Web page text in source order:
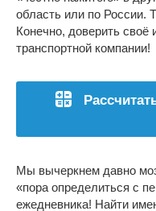
область или по России.
Конечно, доверить
транспортной компании!
Мы вычеркнем давно
«пора определиться с
ежедневника! Найти